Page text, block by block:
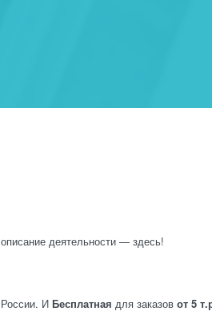
деятельности — здесь!
И Бесплатная для заказов от 5